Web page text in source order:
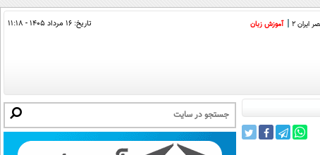
ایران 2 آموزش زبان تاریخ: ۱۶ مرداد ۱۴۰۵ - ۱۱:۱۸